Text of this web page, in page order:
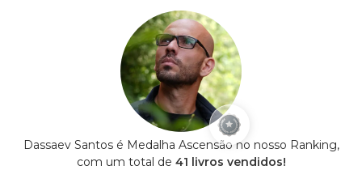
Dassaev Santos é Medalha Ascensão no nosso Ranking,
com um total de 41 livros vendidos!